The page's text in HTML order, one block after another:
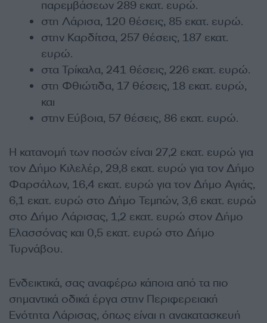
παρεμβάσεων 289 εκατ. ευρώ.
στη Λάρισα, 120 θέσεις, 85 εκατ. ευρώ.
στην Καρδίτσα, 257 θέσεις, 187 εκατ.
ευρώ.
στα Τρίκαλα, 241 θέσεις, 226 εκατ. ευρώ.
στη Φθιώτιδα, 17 θέσεις, 18 εκατ. ευρώ,
και
στην Εύβοια, 57 θέσεις, 86 εκατ. ευρώ.
Η κατανομή των ποσών είναι 27,2 εκατ. ευρώ για
τον Δήμο Κιλελέρ, 29,8 εκατ. ευρώ για τον Δήμο
Φαρσάλων, 16,4 εκατ. ευρώ για τον Δήμο Αγιάς,
6,1 εκατ. ευρώ στο Δήμο Τεμπών, 3,6 εκατ. ευρώ
στο Δήμο Λάρισας, 1,2 εκατ. ευρώ στον Δήμο
Ελασσόνας και 0,5 εκατ. ευρώ στο Δήμο
Τυρνάβου.
Ενδεικτικά, σας αναφέρω κάποια από τα πιο
σημαντικά οδικά έργα στην Περιφερειακή
Ενότητα Λάρισας, όπως είναι η ανακατασκευή